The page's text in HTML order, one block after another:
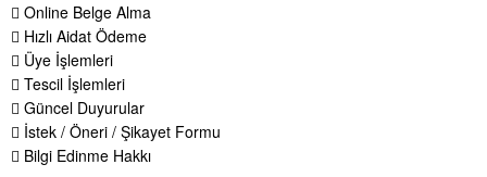
Online Belge Alma
Hızlı Aidat Ödeme
Üye İşlemleri
Tescil İşlemleri
Güncel Duyurular
İstek / Öneri / Şikayet Formu
Bilgi Edinme Hakkı